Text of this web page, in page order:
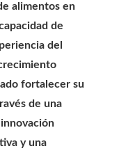
alimentos en
de
del
fortalecer su
de una
y una